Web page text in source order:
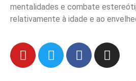
mentalidades e combate
relativamente à idade e ao